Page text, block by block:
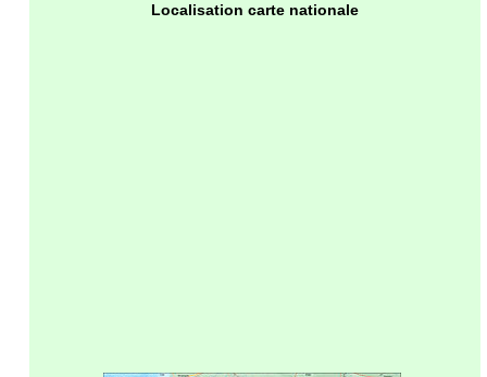
Localisation carte nationale